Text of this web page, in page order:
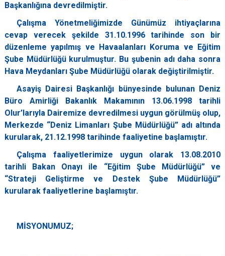
Başkanlığına devredilmiştir.
Çalışma Yönetmeliğimizde Günümüz ihtiyaçlarına
cevap verecek şekilde 31.10.1996 tarihinde son bir
düzenleme yapılmış ve Havaalanları Koruma ve Eğitim
Şube Müdürlüğü kurulmuştur. Bu şubenin adı daha sonra
Hava Meydanları Şube Müdürlüğü olarak değiştirilmiştir.
Asayiş Dairesi Başkanlığı bünyesinde bulunan Deniz
Büro Amirliği Bakanlık Makamının 13.06.1998 tarihli
Olur’larıyla Dairemize devredilmesi uygun görülmüş olup,
Merkezde “Deniz Limanları Şube Müdürlüğü” adı altında
kurularak, 21.12.1998 tarihinde faaliyetine başlamıştır.
Çalışma faaliyetlerimize uygun olarak 13.08.2010
tarihli Bakan Onayı ile “Eğitim Şube Müdürlüğü” ve
“Strateji Geliştirme ve Destek Şube Müdürlüğü”
kurularak faaliyetlerine başlamıştır.
MİSYONUMUZ;